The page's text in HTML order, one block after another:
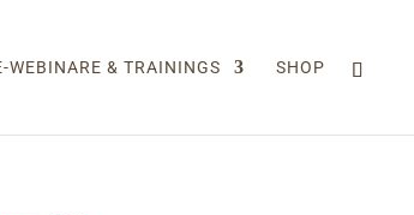
WEBINARE & TRAININGS SHOP